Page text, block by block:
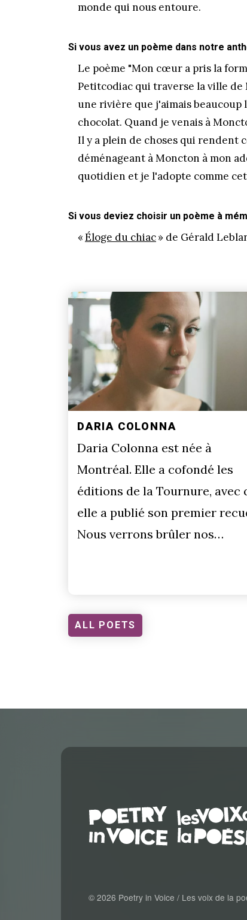
monde qui nous entoure.
Si vous avez un poème dans notre
Le poème "Mon cœur a pris la
Petitcodiac qui traverse la ville de
une rivière que j'aimais
chocolat. Quand je venais à
Il y a plein de choses qui
déménageant à Moncton à mon
quotidien et je l'adopte comme
Si vous deviez choisir un poème à
«Éloge du chiac» de Gérald
DARIA COLONNA
Daria Colonna est née à
Montréal. Elle a cofondé les
éditions de la Tournure, avec
elle a publié son premier
Nous verrons brûler nos…
ALL POETS
© 2026 Poetry in Voice / Les voix de la